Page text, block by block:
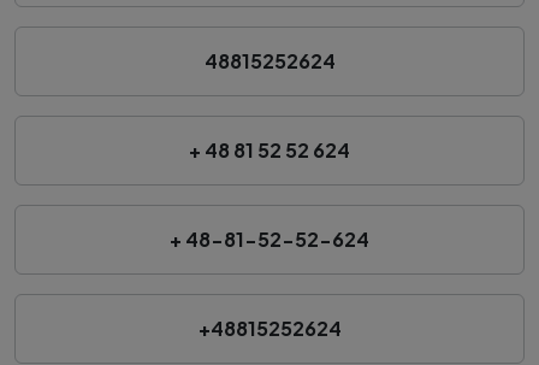
48815252624
+ 48 81 52 52 624
+ 48-81-52-52-624
+48815252624